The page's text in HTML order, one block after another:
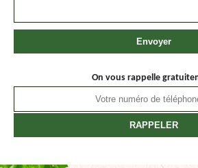
On vous rappelle